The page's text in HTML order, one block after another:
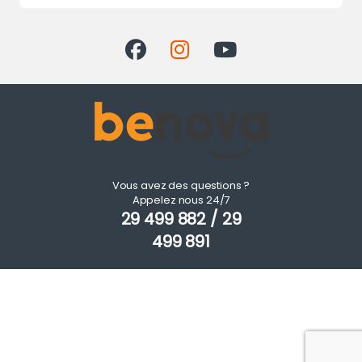
Vous avez des questions ?
Appelez nous 24/7
29 499 882 / 29
499 891